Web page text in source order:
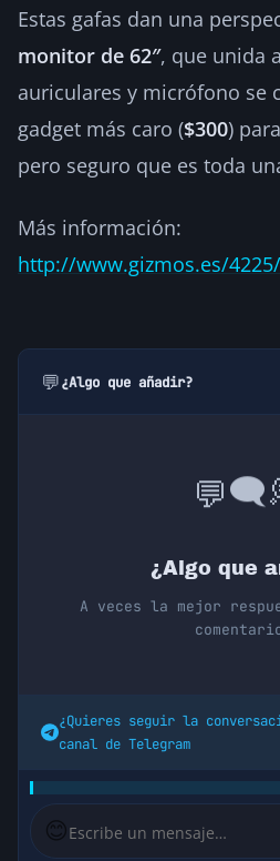
Estas gafas dan una
monitor de 62″, que unida
auriculares y micrófono se
gadget más caro ($300)
pero seguro que es toda
Más información:
http://www.gizmos.es/
💬¿Algo que añadir?
💬🗨️
¿Algo que
A veces la mejor
¿Quieres seguir la
canal de Telegram
😊